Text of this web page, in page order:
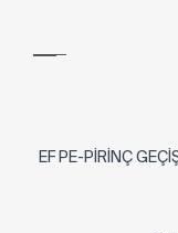
EF PE-PİRİNÇ